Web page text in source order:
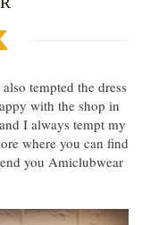
tempted the dress
with the shop in
I always tempt my
where you can find
you Amiclubwear